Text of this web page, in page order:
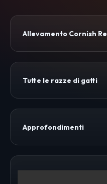
Allevamento Cornish
Tutte le razze di gatti
Approfondimenti